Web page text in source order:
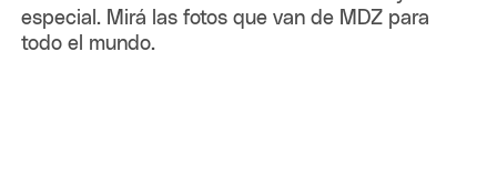
especial. Mirá las fotos que van de MDZ para
todo el mundo.